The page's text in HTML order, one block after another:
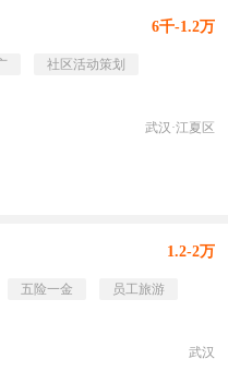
6千-1.2万
社区活动策划
武汉·江夏区
1.2-2万
五险一金
员工旅游
武汉